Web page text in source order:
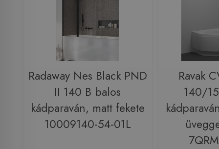
Radaway Nes Black PND
II 140 B balos
kádparaván, matt fekete
10009140-54-01L
Ravak
140/